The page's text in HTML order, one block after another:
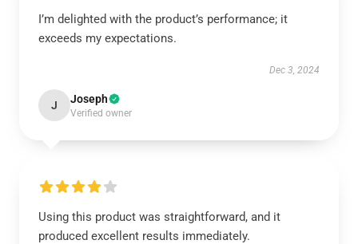
I’m delighted with the product’s performance; it
exceeds my expectations.
Dec 3, 2024
J Joseph
Verified owner
Using this product was straightforward, and it
produced excellent results immediately.